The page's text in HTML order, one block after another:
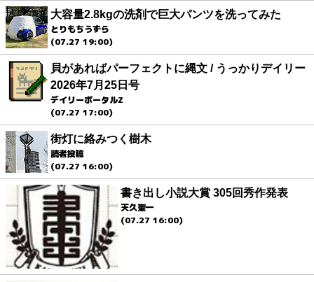
大容量2.8kgの洗剤で巨大パンツを洗ってみた
とりもちうずら
(07.27 19:00)
貝があればパーフェクトに縄文 / うっかりデイリー
2026年7月25日号
デイリーポータルZ
(07.27 17:00)
街灯に絡みつく樹木
読者投稿
(07.27 16:00)
書き出し小説大賞 305回秀作発表
天久聖一
(07.27 16:00)